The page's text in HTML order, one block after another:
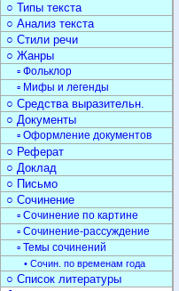
○ Типы текста
○ Анализ текста
○ Стили речи
○ Жанры
▫ Фольклор
▫ Мифы и легенды
○ Средства выразительн.
○ Документы
▫ Оформление документов
○ Реферат
○ Доклад
○ Письмо
○ Сочинение
▫ Сочинение по картине
▫ Сочинение-рассуждение
▫ Темы сочинений
• Сочин. по временам года
○ Список литературы